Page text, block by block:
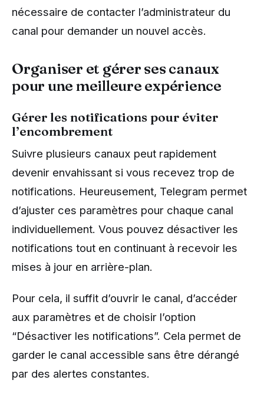
nécessaire de contacter l’administrateur du
canal pour demander un nouvel accès.
Organiser et gérer ses canaux
pour une meilleure expérience
Gérer les notifications pour éviter
l’encombrement
Suivre plusieurs canaux peut rapidement
devenir envahissant si vous recevez trop de
notifications. Heureusement, Telegram permet
d’ajuster ces paramètres pour chaque canal
individuellement. Vous pouvez désactiver les
notifications tout en continuant à recevoir les
mises à jour en arrière-plan.
Pour cela, il suffit d’ouvrir le canal, d’accéder
aux paramètres et de choisir l’option
“Désactiver les notifications”. Cela permet de
garder le canal accessible sans être dérangé
par des alertes constantes.